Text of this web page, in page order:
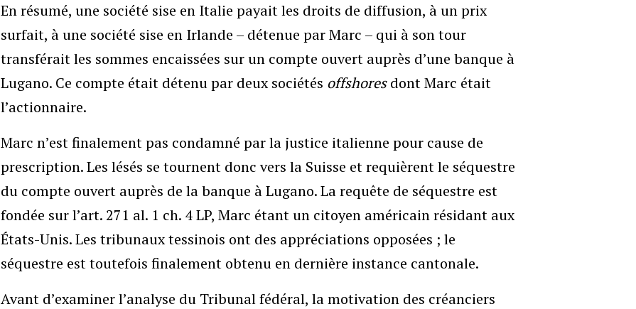
En résumé, une société sise en Italie payait les droits de diffusion, à un prix
surfait, à une société sise en Irlande – détenue par Marc – qui à son tour
transférait les sommes encaissées sur un compte ouvert auprès d’une banque à
Lugano. Ce compte était détenu par deux sociétés offshoresdont Marc était
l’actionnaire.
Marc n’est finalement pas condamné par la justice italienne pour cause de
prescription. Les lésés se tournent donc vers la Suisse et requièrent le séquestre
du compte ouvert auprès de la banque à Lugano. La requête de séquestre est
fondée sur l’art. 271 al. 1 ch. 4 LP, Marc étant un citoyen américain résidant aux
États-Unis. Les tribunaux tessinois ont des appréciations opposées ; le
séquestre est toutefois finalement obtenu en dernière instance cantonale.
Avant d’examiner l’analyse du Tribunal fédéral, la motivation des créanciers